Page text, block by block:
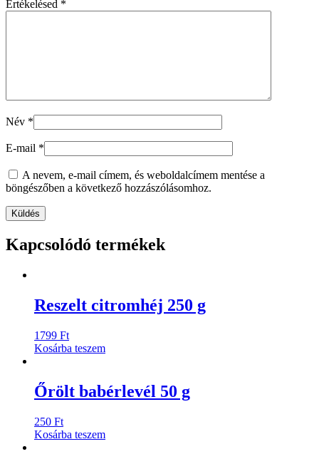
Értékelésed *
Név *
E-mail *
A nevem, e-mail címem, és weboldalcímem mentése a
böngészőben a következő hozzászólásomhoz.
Kapcsolódó termékek
Reszelt citromhéj 250 g
1799 Ft
Kosárba teszem
Őrölt babérlevél 50 g
250 Ft
Kosárba teszem